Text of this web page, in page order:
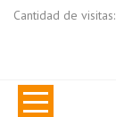
Cantidad de visitas: